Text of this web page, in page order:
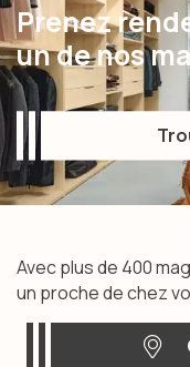
Prenez
un de nos
Trouvez votre
Avec plus de 400
un proche de chez